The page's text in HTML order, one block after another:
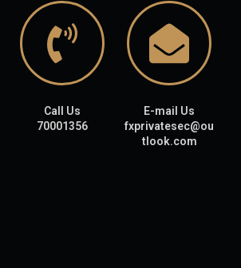
Call Us
70001356
E-mail Us
fxprivatesec@ou
tlook.com